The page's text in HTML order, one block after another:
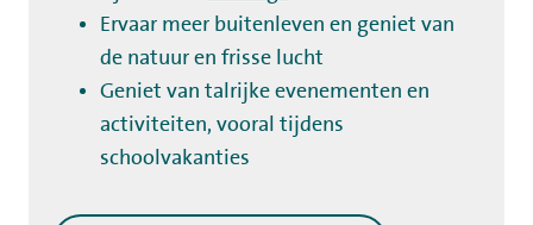
Ervaar meer buitenleven en geniet van
de natuur en frisse lucht
Geniet van talrijke evenementen en
activiteiten, vooral tijdens
schoolvakanties